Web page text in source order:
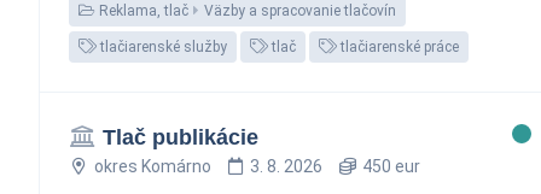
Reklama, tlač Väzby a spracovanie tlačovín
tlačiarenské služby tlač tlačiarenské práce
Tlač publikácie
okres Komárno 3. 8. 2026 450 eur